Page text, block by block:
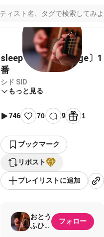
sleep 〔band arrange〕1
番
シド SID
もっと見る
746 70 9 1
ブックマーク
リポスト
プレイリストに追加
おとう
ふひな
フォロー